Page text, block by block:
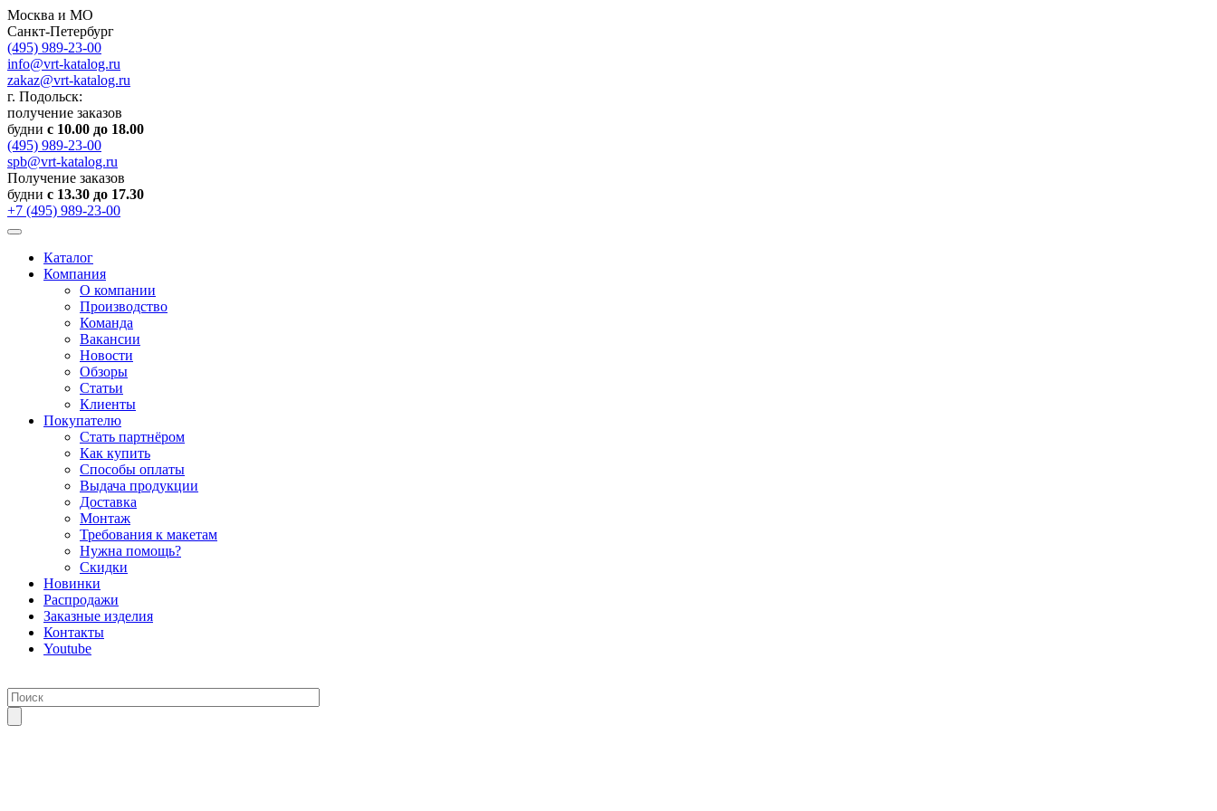
Москва и МО
Санкт-Петербург
(495) 989-23-00
info@vrt-katalog.ru
zakaz@vrt-katalog.ru
г. Подольск:
получение заказов
будни с 10.00 до 18.00
(495) 989-23-00
spb@vrt-katalog.ru
Получение заказов
будни с 13.30 до 17.30
+7 (495) 989-23-00
Каталог
Компания
О компании
Производство
Команда
Вакансии
Новости
Обзоры
Статьи
Клиенты
Покупателю
Стать партнёром
Как купить
Способы оплаты
Выдача продукции
Доставка
Монтаж
Требования к макетам
Нужна помощь?
Скидки
Новинки
Распродажи
Заказные изделия
Контакты
Youtube